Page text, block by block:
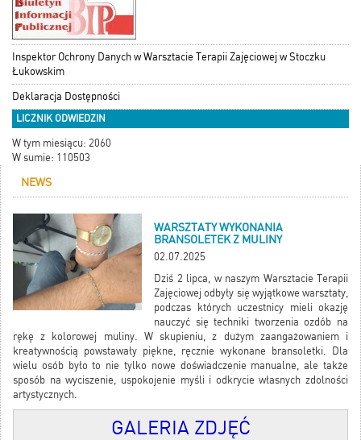
Inspektor Ochrony Danych w Warsztacie Terapii Zajęciowej w Stoczku
Łukowskim
Deklaracja Dostępności
LICZNIK ODWIEDZIN
W tym miesiącu: 2060
W sumie: 110503
NEWS
WARSZTATY WYKONANIA
BRANSOLETEK Z MULINY
02.07.2025
Dziś 2 lipca, w naszym Warsztacie Terapii
Zajęciowej odbyły się wyjątkowe warsztaty,
podczas których uczestnicy mieli okazję
nauczyć się techniki tworzenia ozdób na
rękę z kolorowej muliny. W skupieniu, z dużym zaangażowaniem i
kreatywnością powstawały piękne, ręcznie wykonane bransoletki. Dla
wielu osób było to nie tylko nowe doświadczenie manualne, ale także
sposób na wyciszenie, uspokojenie myśli i odkrycie własnych zdolności
artystycznych.
GALERIA ZDJĘĆ